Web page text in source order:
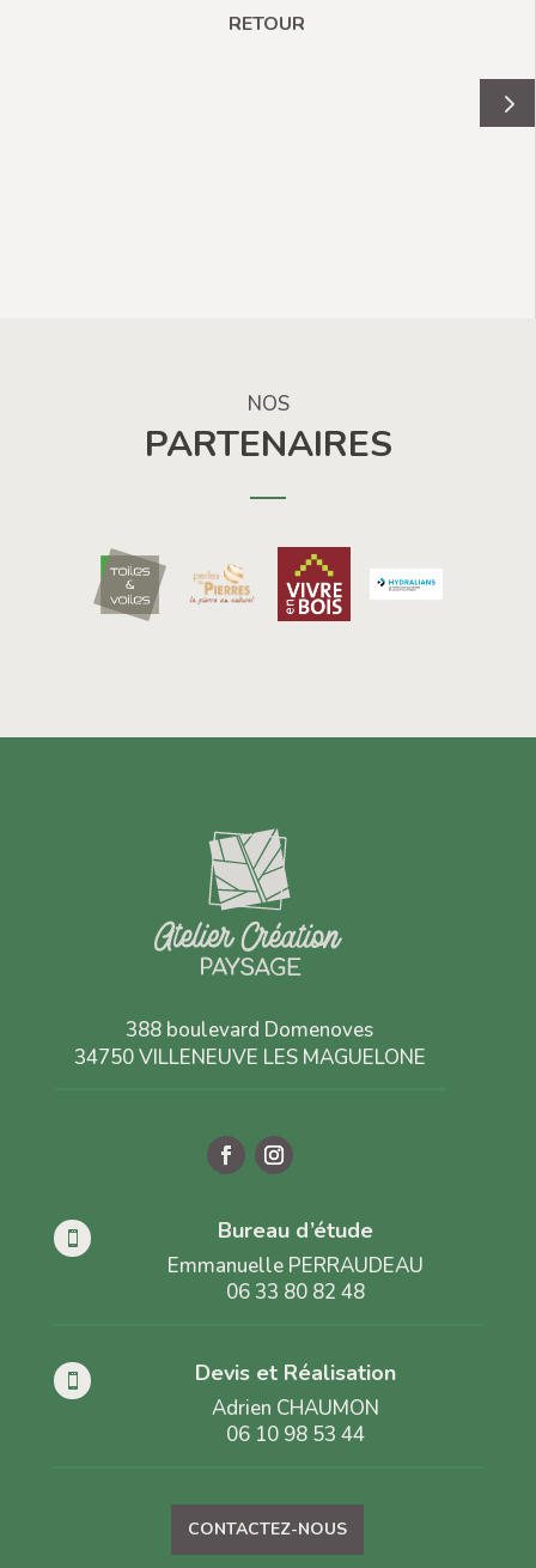
RETOUR
NOS
PARTENAIRES
388 boulevard Domenoves
34750 VILLENEUVE LES MAGUELONE
 Bureau d’étude
Emmanuelle PERRAUDEAU
06 33 80 82 48
 Devis et Réalisation
Adrien CHAUMON
06 10 98 53 44
CONTACTEZ-NOUS